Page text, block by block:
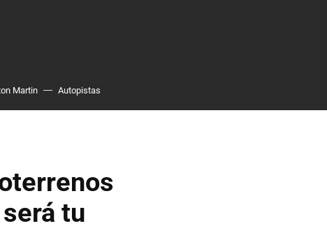
Martin Autopistas
tu